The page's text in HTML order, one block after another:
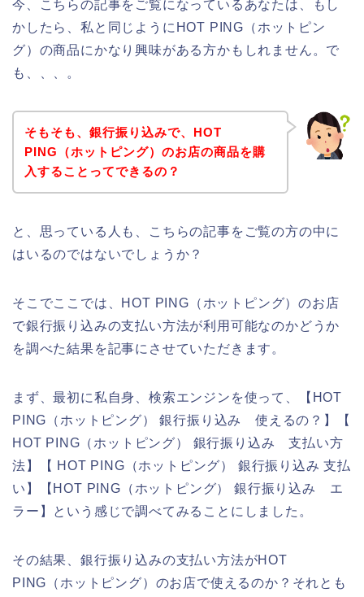
今、こちらの記事をご覧になっているあなたは、もし
かしたら、私と同じようにHOT PING（ホットピン
グ）の商品にかなり興味がある方かもしれません。で
も、、、。
そもそも、銀行振り込みで、HOT
PING（ホットピング）のお店の商品を購
入することってできるの？
と、思っている人も、こちらの記事をご覧の方の中に
はいるのではないでしょうか？
そこでここでは、HOT PING（ホットピング）のお店
で銀行振り込みの支払い方法が利用可能なのかどうか
を調べた結果を記事にさせていただきます。
まず、最初に私自身、検索エンジンを使って、【HOT
PING（ホットピング） 銀行振り込み 使えるの？】【
HOT PING（ホットピング） 銀行振り込み 支払い方
法】【 HOT PING（ホットピング） 銀行振り込み 支払
い】【HOT PING（ホットピング） 銀行振り込み エ
ラー】という感じで調べてみることにしました。
その結果、銀行振り込みの支払い方法がHOT
PING（ホットピング）のお店で使えるのか？それとも